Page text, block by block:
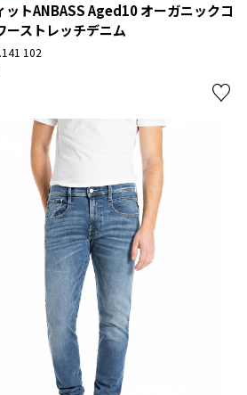
ットANBASS Aged10 オーガニックコ
ーストレッチデニム
102